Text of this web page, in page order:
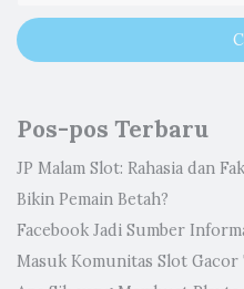
Pos-pos Terbaru
JP Malam Slot: Rahasia dan
Bikin Pemain Betah?
Facebook Jadi Sumber
Masuk Komunitas Slot Gacor